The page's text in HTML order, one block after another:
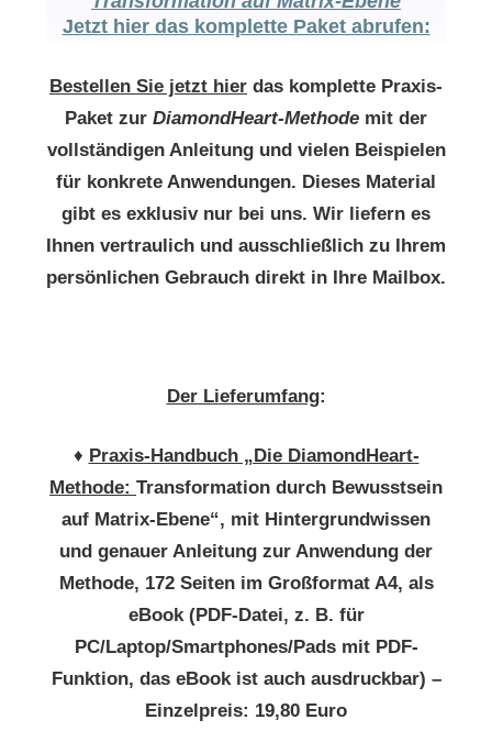
Jetzt hier das komplette Paket abrufen:
Bestellen Sie jetzt hier das komplette Praxis-
Paket zur DiamondHeart-Methode mit der
vollständigen Anleitung und vielen Beispielen
für konkrete Anwendungen. Dieses Material
gibt es exklusiv nur bei uns. Wir liefern es
Ihnen vertraulich und ausschließlich zu Ihrem
persönlichen Gebrauch direkt in Ihre Mailbox.
Der Lieferumfang:
♦ Praxis-Handbuch „Die DiamondHeart-
Methode: Transformation durch Bewusstsein
auf Matrix-Ebene“, mit Hintergrundwissen
und genauer Anleitung zur Anwendung der
Methode, 172 Seiten im Großformat A4, als
eBook (PDF-Datei, z. B. für
PC/Laptop/Smartphones/Pads mit PDF-
Funktion, das eBook ist auch ausdruckbar) –
Einzelpreis: 19,80 Euro